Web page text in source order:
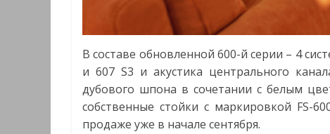
В составе обновленной 600-й серии – 4
и 607 S3 и акустика центрального
дубового шпона в сочетании с белым
собственные стойки с маркировкой FS-
продаже уже в начале сентября.